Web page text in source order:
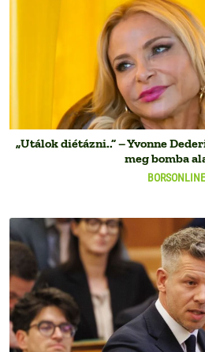
BORSONLINE
„Utálok diétázni..” – Yvonne
meg bomba